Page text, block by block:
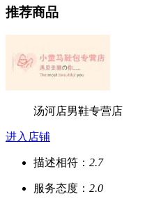
推荐商品
汤河店男鞋专营店
进入店铺
描述相符： 2.7
服务态度： 2.0